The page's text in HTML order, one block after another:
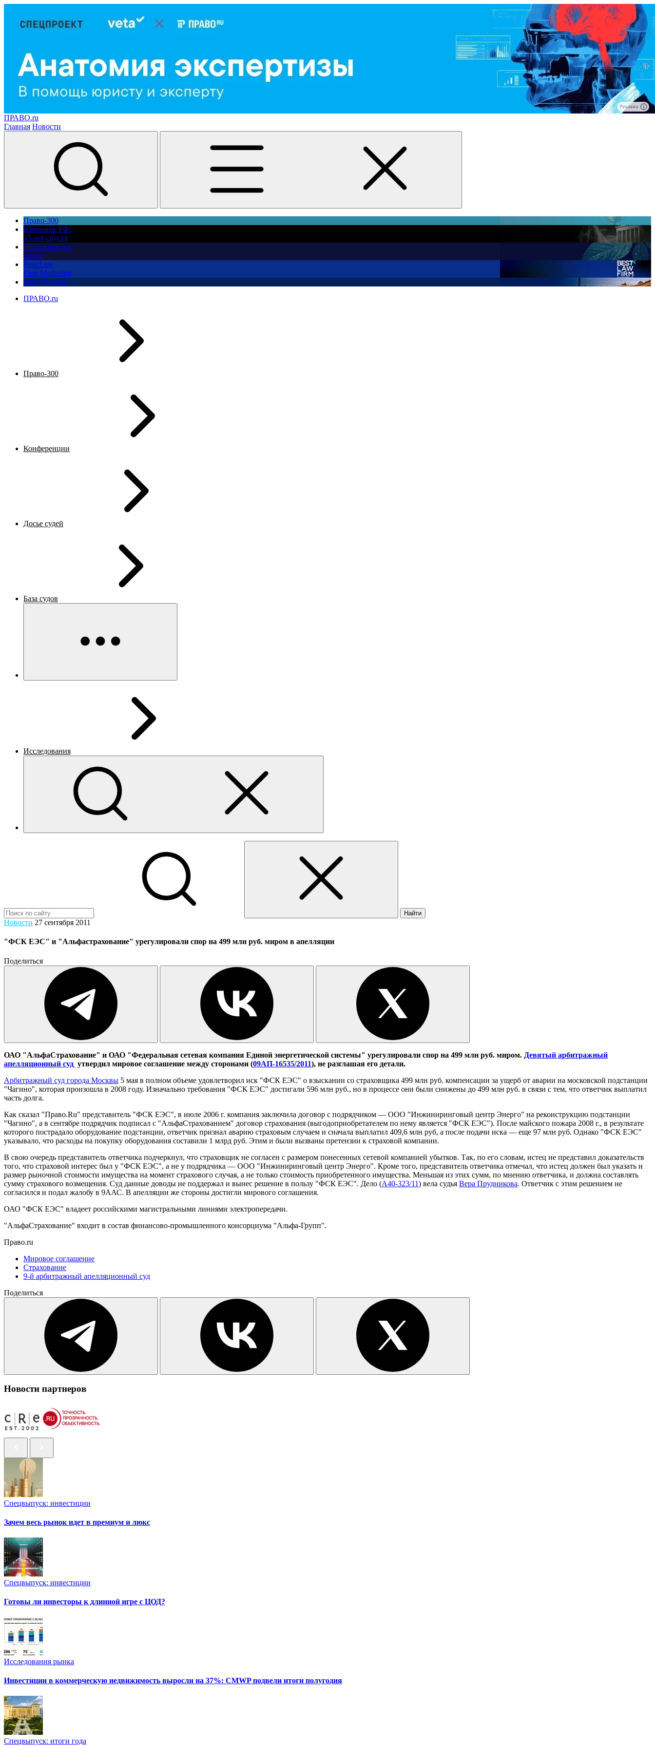
Реклама
ПРАВО.ru
Главная Новости
Право-300
Юррынок РФ:
35 лет спустя
Экологическое
право
Best Law
Firm Marketing
ПМЮФ 2026
ПРАВО.ru
Право-300
Конференции
Досье судей
База судов
Исследования
Найти
Новости 27 сентября 2011
"ФСК ЕЭС" и "Альфастрахование" урегулировали спор на 499 млн руб. миром в апелляции
Поделиться
ОАО "АльфаСтрахование" и ОАО "Федеральная сетевая компания Единой энергетической системы" урегулировали спор на 499 млн руб. миром. Девятый арбитражный
апелляционный суд утвердил мировое соглашение между сторонами (09АП-16535/2011), не разглашая его детали.
Арбитражный суд города Москвы 5 мая в полном объеме удовлетворил иск "ФСК ЕЭС" о взыскании со страховщика 499 млн руб. компенсации за ущерб от аварии на московской подстанции
"Чагино", которая произошла в 2008 году. Изначально требования "ФСК ЕЭС" достигали 596 млн руб., но в процессе они были снижены до 499 млн руб. в связи с тем, что ответчик выплатил
часть долга.
Как сказал "Право.Ru" представитель "ФСК ЕЭС", в июле 2006 г. компания заключила договор с подрядчиком — ООО "Инжиниринговый центр Энерго" на реконструкцию подстанции
"Чагино", а в сентябре подрядчик подписал с "АльфаСтрахованием" договор страхования (выгодоприобретателем по нему является "ФСК ЕЭС"). После майского пожара 2008 г., в результате
которого пострадало оборудование подстанции, ответчик признал аварию страховым случаем и сначала выплатил 409,6 млн руб, а после подачи иска — еще 97 млн руб. Однако "ФСК ЕЭС"
указывало, что расходы на покупку оборудования составили 1 млрд руб. Этим и были вызваны претензии к страховой компании.
В свою очередь представитель ответчика подчеркнул, что страховщик не согласен с размером понесенных сетевой компанией убытков. Так, по его словам, истец не представил доказательств
того, что страховой интерес был у "ФСК ЕЭС", а не у подрядчика — ООО "Инжиниринговый центр Энерго". Кроме того, представитель ответчика отмечал, что истец должен был указать и
размер рыночной стоимости имущества на момент страхового случая, а не только стоимость приобретенного имущества. Меньшая из этих сумм, по мнению ответчика, и должна составлять
сумму страхового возмещения. Суд данные доводы не поддержал и вынес решение в пользу "ФСК ЕЭС". Дело (А40-323/11) вела судья Вера Прудникова. Ответчик с этим решением не
согласился и подал жалобу в 9ААС. В апелляции же стороны достигли мирового соглашения.
ОАО "ФСК ЕЭС" владеет российскими магистральными линиями электропередачи.
"АльфаСтрахование" входит в состав финансово-промышленного консорциума "Альфа-Групп".
Право.ru
Мировое соглашение
Страхование
9-й арбитражный апелляционный суд
Поделиться
Новости партнеров
Спецвыпуск: инвестиции
Зачем весь рынок идет в премиум и люкс
Спецвыпуск: инвестиции
Готовы ли инвесторы к длинной игре с ЦОД?
Исследования рынка
Инвестиции в коммерческую недвижимость выросли на 37%: CMWP подвели итоги полугодия
Спецвыпуск: итоги года